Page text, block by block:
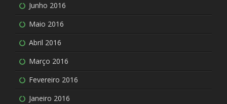
Junho 2016
Maio 2016
Abril 2016
Março 2016
Fevereiro 2016
Janeiro 2016